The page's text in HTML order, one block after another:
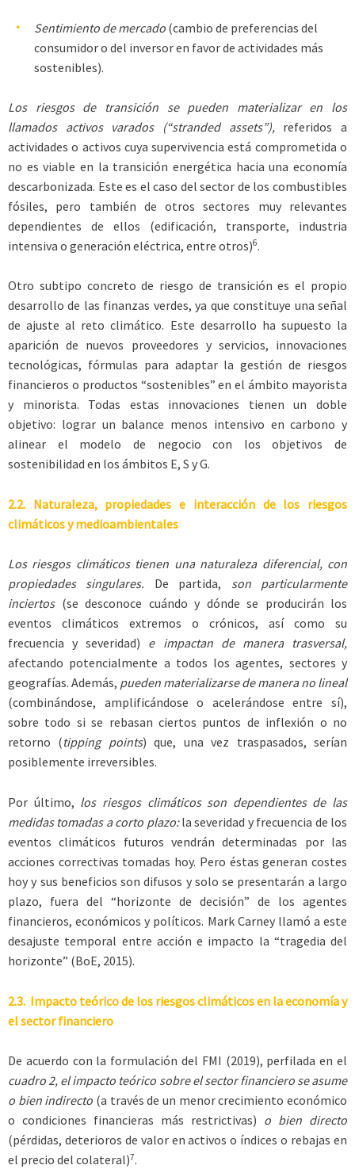
Sentimiento de mercado (cambio de preferencias del
consumidor o del inversor en favor de actividades más
sostenibles).
Los riesgos de transición se pueden materializar en los
llamados activos varados (“stranded assets”), referidos a
actividades o activos cuya supervivencia está comprometida o
no es viable en la transición energética hacia una economía
descarbonizada. Este es el caso del sector de los combustibles
fósiles, pero también de otros sectores muy relevantes
dependientes de ellos (edificación, transporte, industria
intensiva o generación eléctrica, entre otros)6.
Otro subtipo concreto de riesgo de transición es el propio
desarrollo de las finanzas verdes, ya que constituye una señal
de ajuste al reto climático. Este desarrollo ha supuesto la
aparición de nuevos proveedores y servicios, innovaciones
tecnológicas, fórmulas para adaptar la gestión de riesgos
financieros o productos “sostenibles” en el ámbito mayorista
y minorista. Todas estas innovaciones tienen un doble
objetivo: lograr un balance menos intensivo en carbono y
alinear el modelo de negocio con los objetivos de
sostenibilidad en los ámbitos E, S y G.
2.2. Naturaleza, propiedades e interacción de los riesgos
climáticos y medioambientales
Los riesgos climáticos tienen una naturaleza diferencial, con
propiedades singulares. De partida, son particularmente
inciertos (se desconoce cuándo y dónde se producirán los
eventos climáticos extremos o crónicos, así como su
frecuencia y severidad) e impactan de manera trasversal,
afectando potencialmente a todos los agentes, sectores y
geografías. Además, pueden materializarse de manera no lineal
(combinándose, amplificándose o acelerándose entre sí),
sobre todo si se rebasan ciertos puntos de inflexión o no
retorno (tipping points) que, una vez traspasados, serían
posiblemente irreversibles.
Por último, los riesgos climáticos son dependientes de las
medidas tomadas a corto plazo:la severidad y frecuencia de los
eventos climáticos futuros vendrán determinadas por las
acciones correctivas tomadas hoy. Pero éstas generan costes
hoy y sus beneficios son difusos y solo se presentarán a largo
plazo, fuera del “horizonte de decisión” de los agentes
financieros, económicos y políticos. Mark Carney llamó a este
desajuste temporal entre acción e impacto la “tragedia del
horizonte” (BoE, 2015).
2.3. Impacto teórico de los riesgos climáticos en la economía y
el sector financiero
De acuerdo con la formulación del FMI (2019), perfilada en el
cuadro 2, el impacto teórico sobre el sector financiero se asume
o bien indirecto (a través de un menor crecimiento económico
o condiciones financieras más restrictivas) o bien directo
(pérdidas, deterioros de valor en activos o índices o rebajas en
el precio del colateral)7.